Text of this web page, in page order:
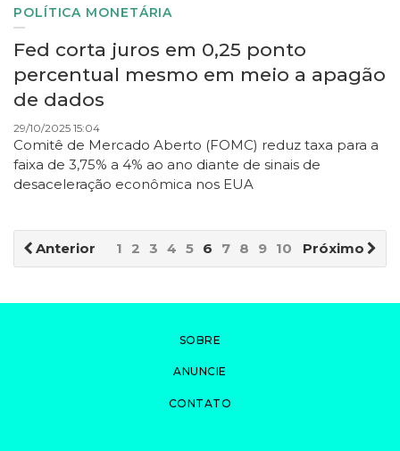
POLÍTICA MONETÁRIA
Fed corta juros em 0,25 ponto
percentual mesmo em meio a apagão
de dados
29/10/2025 15:04
Comitê de Mercado Aberto (FOMC) reduz taxa para a
faixa de 3,75% a 4% ao ano diante de sinais de
desaceleração econômica nos EUA
Anterior Próximo
1 2 3 4 5 6 7 8 9 10
SOBRE
ANUNCIE
CONTATO